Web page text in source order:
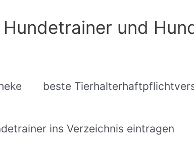
Hundetrainer und
beste
ins Verzeichnis eintragen